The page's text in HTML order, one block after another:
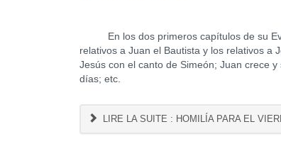
En los dos primeros capítulos de su
relativos a Juan el Bautista y los relativos a
Jesús con el canto de Simeón; Juan crece
días; etc.
LIRE LA SUITE : HOMILÍA PARA EL